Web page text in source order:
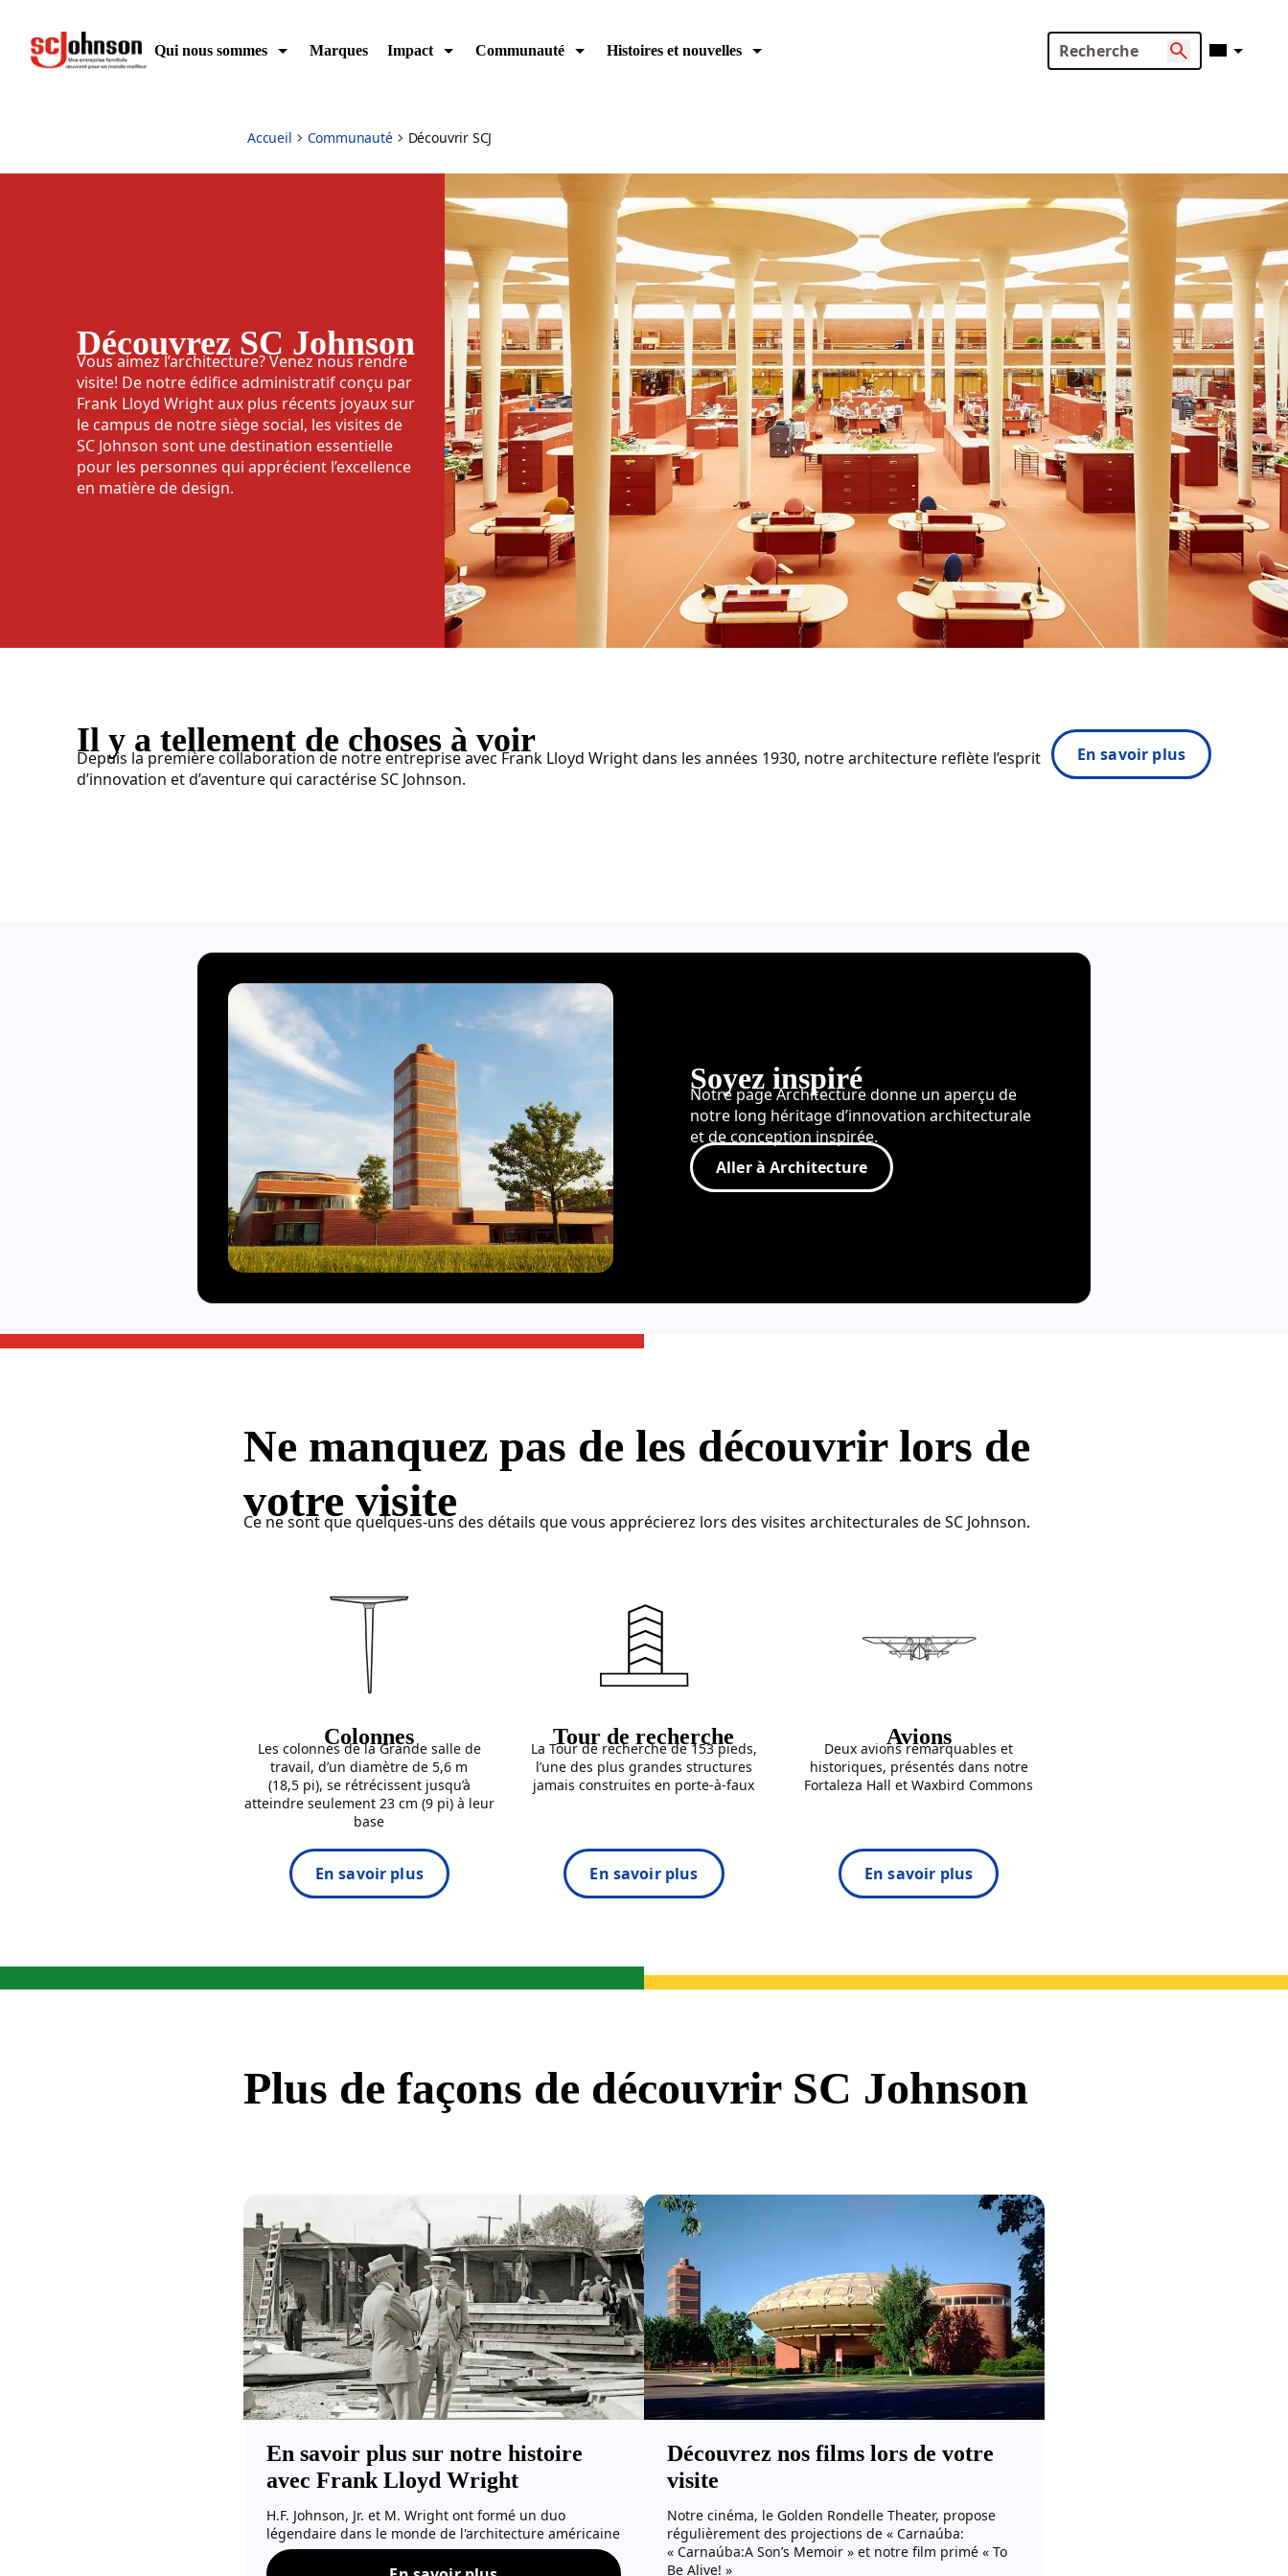
Qui nous sommes Marques Impact Communauté Histoires et nouvelles
Accueil Communauté Découvrir SCJ
Découvrez SC Johnson
Vous aimez l’architecture? Venez nous rendre
visite! De notre édifice administratif conçu par
Frank Lloyd Wright aux plus récents joyaux sur
le campus de notre siège social, les visites de
SC Johnson sont une destination essentielle
pour les personnes qui apprécient l’excellence
en matière de design.
Il y a tellement de choses à voir
Depuis la première collaboration de notre entreprise avec Frank Lloyd Wright dans les années 1930, notre architecture reflète l’esprit
d’innovation et d’aventure qui caractérise SC Johnson.
En savoir plus
Soyez inspiré
Notre page Architecture donne un aperçu de
notre long héritage d’innovation architecturale
et de conception inspirée.
Aller à Architecture
Ne manquez pas de les découvrir lors de
votre visite
Ce ne sont que quelques-uns des détails que vous apprécierez lors des visites architecturales de SC Johnson.
Colonnes
Les colonnes de la Grande salle de
travail, d’un diamètre de 5,6 m
(18,5 pi), se rétrécissent jusqu’à
atteindre seulement 23 cm (9 pi) à leur
base
En savoir plus
Tour de recherche
La Tour de recherche de 153 pieds,
l’une des plus grandes structures
jamais construites en porte-à-faux
En savoir plus
Avions
Deux avions remarquables et
historiques, présentés dans notre
Fortaleza Hall et Waxbird Commons
En savoir plus
Plus de façons de découvrir SC Johnson
En savoir plus sur notre histoire
avec Frank Lloyd Wright
H.F. Johnson, Jr. et M. Wright ont formé un duo
légendaire dans le monde de l'architecture américaine
Découvrez nos films lors de votre
visite
Notre cinéma, le Golden Rondelle Theater, propose
régulièrement des projections de « Carnaúba:
« Carnaúba:A Son’s Memoir » et notre film primé « To
Be Alive! »